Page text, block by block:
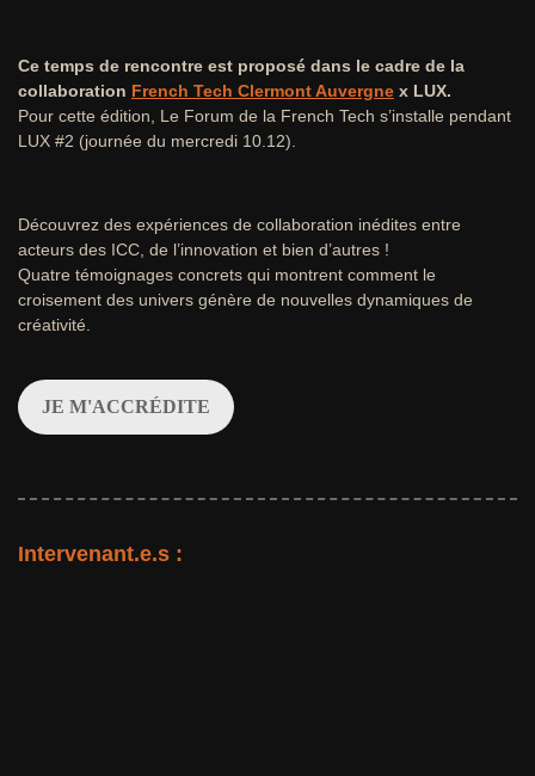
Ce temps de rencontre est proposé dans le cadre de la
collaboration French Tech Clermont Auvergne x LUX.
Pour cette édition, Le Forum de la French Tech s’installe pendant
LUX #2 (journée du mercredi 10.12).
Découvrez des expériences de collaboration inédites entre
acteurs des ICC, de l’innovation et bien d’autres !
Quatre témoignages concrets qui montrent comment le
croisement des univers génère de nouvelles dynamiques de
créativité.
JE M'ACCRÉDITE
Intervenant.e.s :